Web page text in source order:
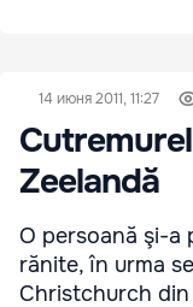
14 июня 2011, 11:27
Zeelandă
O persoană şi-a
rănite, în urma
Christchurch